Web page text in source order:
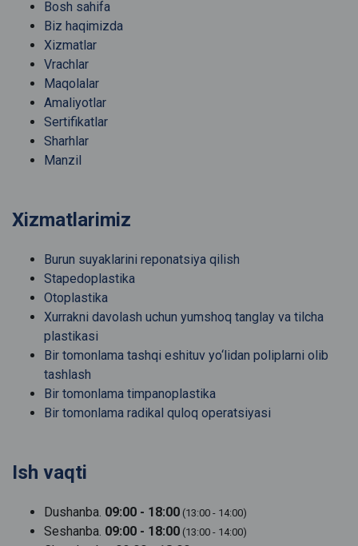
Bosh sahifa
Biz haqimizda
Xizmatlar
Vrachlar
Maqolalar
Amaliyotlar
Sertifikatlar
Sharhlar
Manzil
Xizmatlarimiz
Burun suyaklarini reponatsiya qilish
Stapedoplastika
Otoplastika
Xurrakni davolash uchun yumshoq tanglay va tilcha
plastikasi
Bir tomonlama tashqi eshituv yo‘lidan poliplarni olib
tashlash
Bir tomonlama timpanoplastika
Bir tomonlama radikal quloq operatsiyasi
Ish vaqti
Dushanba. 09:00 - 18:00 (13:00 - 14:00)
Seshanba. 09:00 - 18:00 (13:00 - 14:00)